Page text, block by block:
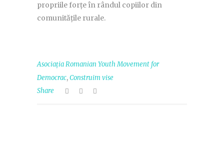
propriile forțe în rândul copiilor din
comunitățile rurale.
Asociația Romanian Youth Movement for
Democrac,Construim vise
Share